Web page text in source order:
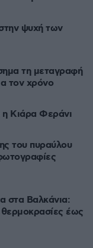
ψυχή των
τη μεταγραφή
τον χρόνο
η Κιάρα Φεράνι
του πυραύλου
στα Βαλκάνια:
έως